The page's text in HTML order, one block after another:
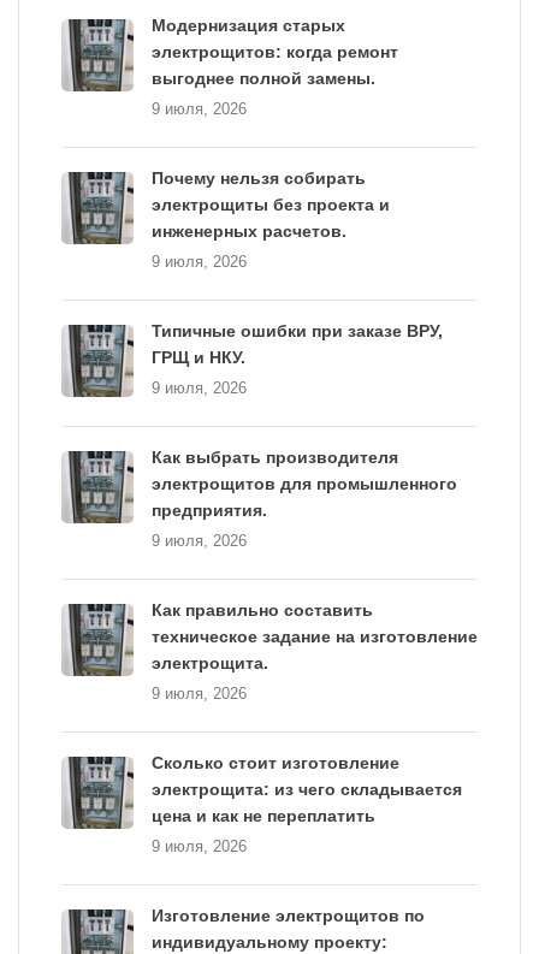
Модернизация старых
электрощитов: когда ремонт
выгоднее полной замены.
9 июля, 2026
Почему нельзя собирать
электрощиты без проекта и
инженерных расчетов.
9 июля, 2026
Типичные ошибки при заказе ВРУ,
ГРЩ и НКУ.
9 июля, 2026
Как выбрать производителя
электрощитов для промышленного
предприятия.
9 июля, 2026
Как правильно составить
техническое задание на изготовление
электрощита.
9 июля, 2026
Сколько стоит изготовление
электрощита: из чего складывается
цена и как не переплатить
9 июля, 2026
Изготовление электрощитов по
индивидуальному проекту: